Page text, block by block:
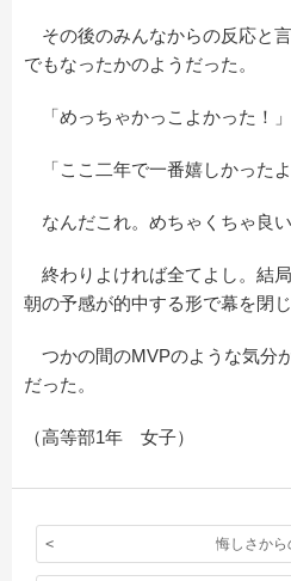
その後のみんなからの反応と
でもなったかのようだった。
「めっちゃかっこよかった！」
「ここ二年で一番嬉しかったよ
なんだこれ。めちゃくちゃ良い
終わりよければ全てよし。結
朝の予感が的中する形で幕を閉じ
つかの間のMVPのような気分
だった。
（高等部1年 女子）
悔しさから